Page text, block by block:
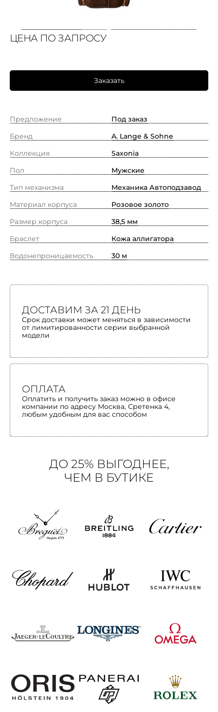
ЦЕНА ПО ЗАПРОСУ
Заказать
Предложение
Под заказ
Бренд
A. Lange & Sohne
Коллекция
Saxonia
Пол
Мужские
Тип механизма
Механика Автоподзавод
Материал корпуса
Розовое золото
Размер корпуса
38,5 мм
Браслет
Кожа аллигатора
Водонепроницаемость
30 м
ДОСТАВИМ ЗА 21 ДЕНЬ
Срок доставки может меняться в зависимости
от лимитированности серии выбранной
модели
ОПЛАТА
Оплатить и получить заказ можно в офисе
компании по адресу Москва, Сретенка 4,
любым удобным для вас способом
ДО 25% ВЫГОДНЕЕ,
ЧЕМ В БУТИКЕ